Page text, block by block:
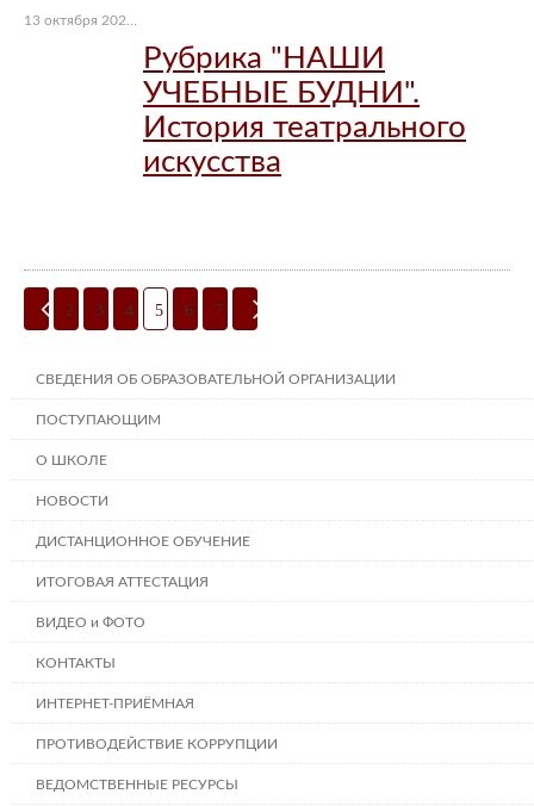
Рубрика "НАШИ
УЧЕБНЫЕ БУДНИ".
История театрального
искусства
2 3 4 5 6 7
СВЕДЕНИЯ ОБ ОБРАЗОВАТЕЛЬНОЙ ОРГАНИЗАЦИИ
ПОСТУПАЮЩИМ
О ШКОЛЕ
НОВОСТИ
ДИСТАНЦИОННОЕ ОБУЧЕНИЕ
ИТОГОВАЯ АТТЕСТАЦИЯ
ВИДЕО и ФОТО
КОНТАКТЫ
ИНТЕРНЕТ-ПРИЁМНАЯ
ПРОТИВОДЕЙСТВИЕ КОРРУПЦИИ
ВЕДОМСТВЕННЫЕ РЕСУРСЫ